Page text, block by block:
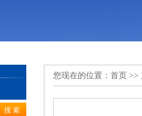
您现在的位置： 首页 >>